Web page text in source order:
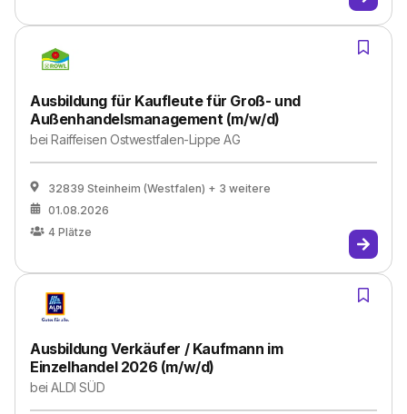
Ausbildung für Kaufleute für Groß- und
Außenhandelsmanagement (m/w/d)
beiRaiffeisen Ostwestfalen-Lippe AG
32839 Steinheim (Westfalen) + 3 weitere
01.08.2026
4 Plätze
Ausbildung Verkäufer / Kaufmann im
Einzelhandel 2026 (m/w/d)
beiALDI SÜD